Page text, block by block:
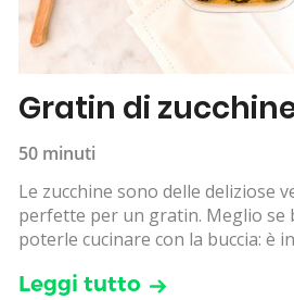
Gratin di
50 minuti
Le zucchine sono delle deliziose
perfette per un gratin. Meglio se
poterle cucinare con la buccia: è
Leggi tutto